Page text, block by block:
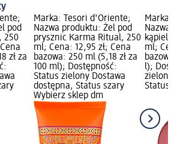
pod
250
zł za
Marka: Tesori d'Oriente;
Nazwa produktu: Żel pod
prysznic Karma Ritual, 250
ml; Cena: 12,95 zł; Cena
bazowa: 250 ml (5,18 zł za
100 ml); Dostępność:
Status zielony Dostawa
dostępna, Status szary
Wybierz sklep dm
Marka:
Nazwa
kąpieli
ml;
bazowa:
l);
zielony
Status